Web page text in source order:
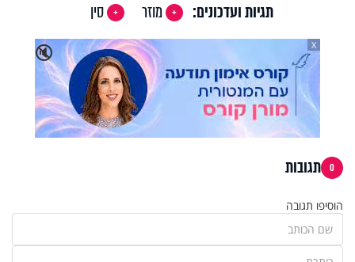
תגיות ועדכונים: מוזר
סין
🔇
X
0 תגובות
הוסיפו תגובה